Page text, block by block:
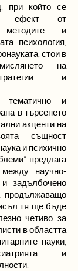
при който се
ефект от
методите и
психология,
стои в
на
и
тематично и
в търсенето
акценти на
същност
и психично
предлага
между научно-
и задълбочено
продължаващо
тя ще бъде
четиво за
в областта
науки,
и